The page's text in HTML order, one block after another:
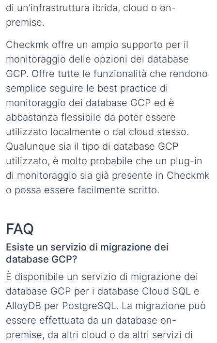
di un'infrastruttura ibrida, cloud o on-
premise.
Checkmk offre un ampio supporto per il
monitoraggio delle opzioni dei database
GCP. Offre tutte le funzionalità che rendono
semplice seguire le best practice di
monitoraggio dei database GCP ed è
abbastanza flessibile da poter essere
utilizzato localmente o dal cloud stesso.
Qualunque sia il tipo di database GCP
utilizzato, è molto probabile che un plug-in
di monitoraggio sia già presente in Checkmk
o possa essere facilmente scritto.
FAQ
Esiste un servizio di migrazione dei
database GCP?
È disponibile un servizio di migrazione dei
database GCP per i database Cloud SQL e
AlloyDB per PostgreSQL. La migrazione può
essere effettuata da un database on-
premise, da altri cloud o da altri servizi di